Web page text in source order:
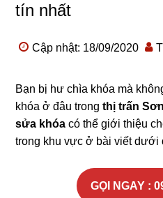
tín nhất
Cập nhật: 18/09/2020
Bạn bị hư chìa khóa mà
khóa ở đâu trongthị trấn
sửa khóa có thể giới thiệu
trong khu vực ở bài viết dưới
GỌI NGAY :